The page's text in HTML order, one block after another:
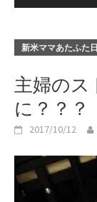
新米ママあたふた
主婦のス
に？？？
2017/10/12